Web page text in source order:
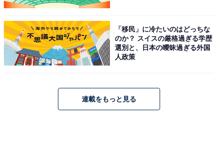
1987年東京都生まれ。フリーライター。地方に移住し、
稿しています。
8位までの全ランキング結果を見
「移民」に冷たいのはどっちな
のか？ スイスの厳格過ぎる学歴
選別と、日本の曖昧過ぎる外国
人政策
連載をもっと見る